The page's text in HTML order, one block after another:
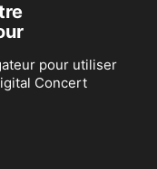
pour utiliser
Concert